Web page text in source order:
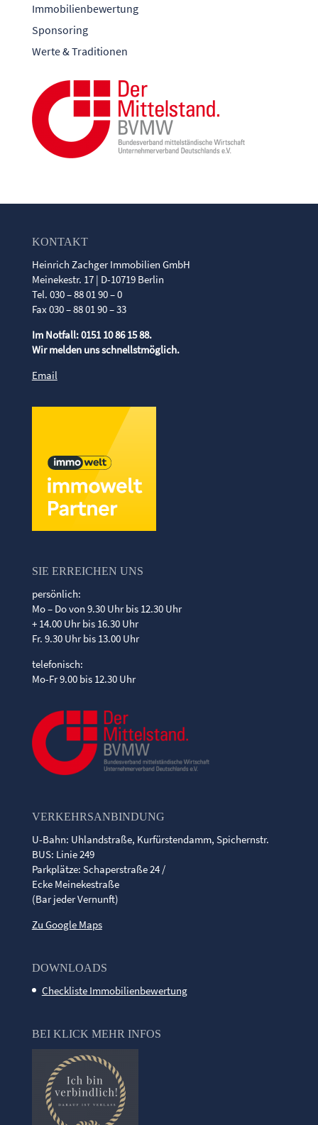
Immobilienbewertung
Sponsoring
Werte & Traditionen
KONTAKT
Heinrich Zachger Immobilien GmbH
Meinekestr. 17 | D-10719 Berlin
Tel. 030 – 88 01 90 – 0
Fax 030 – 88 01 90 – 33
Im Notfall: 0151 10 86 15 88.
Wir melden uns schnellstmöglich.
Email
SIE ERREICHEN UNS
persönlich:
Mo – Do von 9.30 Uhr bis 12.30 Uhr
+ 14.00 Uhr bis 16.30 Uhr
Fr. 9.30 Uhr bis 13.00 Uhr
telefonisch:
Mo-Fr 9.00 bis 12.30 Uhr
VERKEHRSANBINDUNG
U-Bahn: Uhlandstraße, Kurfürstendamm, Spichernstr.
BUS: Linie 249
Parkplätze: Schaperstraße 24 /
Ecke Meinekestraße
(Bar jeder Vernunft)
Zu Google Maps
DOWNLOADS
Checkliste Immobilienbewertung
BEI KLICK MEHR INFOS